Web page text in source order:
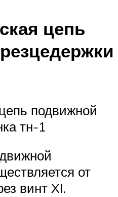
цепь
подвижной
тн-1
от
винт XI.